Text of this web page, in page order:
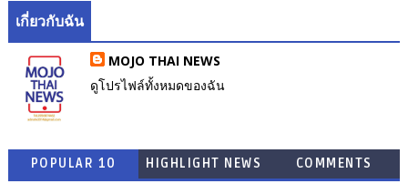
เกี่ยวกับฉัน
MOJO THAI NEWS
ดูโปรไฟล์ทั้งหมดของฉัน
POPULAR 10 HIGHLIGHT NEWS COMMENTS